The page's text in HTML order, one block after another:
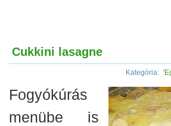
Cukkini lasagne
Kategória:
Fogyókúrás
menübe is